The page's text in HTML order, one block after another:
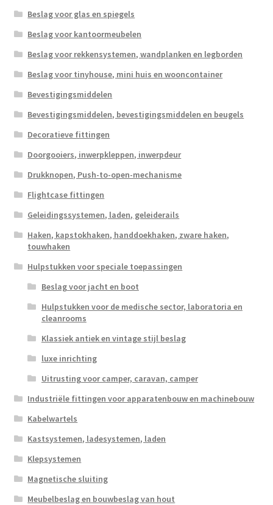
Beslag voor glas en spiegels
Beslag voor kantoormeubelen
Beslag voor rekkensystemen, wandplanken en legborden
Beslag voor tinyhouse, mini huis en wooncontainer
Bevestigingsmiddelen
Bevestigingsmiddelen, bevestigingsmiddelen en beugels
Decoratieve fittingen
Doorgooiers, inwerpkleppen, inwerpdeur
Drukknopen, Push-to-open-mechanisme
Flightcase fittingen
Geleidingssystemen, laden, geleiderails
Haken, kapstokhaken, handdoekhaken, zware haken,
touwhaken
Hulpstukken voor speciale toepassingen
Beslag voor jacht en boot
Hulpstukken voor de medische sector, laboratoria en
cleanrooms
Klassiek antiek en vintage stijl beslag
luxe inrichting
Uitrusting voor camper, caravan, camper
Industriële fittingen voor apparatenbouw en machinebouw
Kabelwartels
Kastsystemen, ladesystemen, laden
Klepsystemen
Magnetische sluiting
Meubelbeslag en bouwbeslag van hout